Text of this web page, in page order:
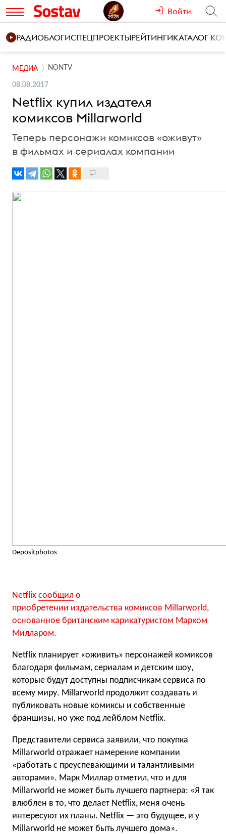
Войти
РАДИОБЛОГИСПЕЦПРОЕКТЫРЕЙТИНГИКАТАЛОГ
МЕДИА NONTV
08.08.2017
Netflix купил издателя
комиксов Millarworld
Теперь персонажи комиксов «оживут»
в фильмах и сериалах компании
Depositphotos
Netflix сообщил о
приобретении издательства комиксов Millarworld,
основанное британским карикатуристом Марком
Милларом.
Netflix планирует «оживить» персонажей комиксов
благодаря фильмам, сериалам и детским шоу,
которые будут доступны подписчикам сервиса по
всему миру. Millarworld продолжит создавать и
публиковать новые комиксы и собственные
франшизы, но уже под лейблом Netflix.
Представители сервиса заявили, что покупка
Millarworld отражает намерение компании
«работать с преуспевающими и талантливыми
авторами». Марк Миллар отметил, что и для
Millarworld не может быть лучшего партнера: «Я так
влюблен в то, что делает Netflix, меня очень
интересуют их планы. Netflix — это будущее, и у
Millarworld не может быть лучшего дома».